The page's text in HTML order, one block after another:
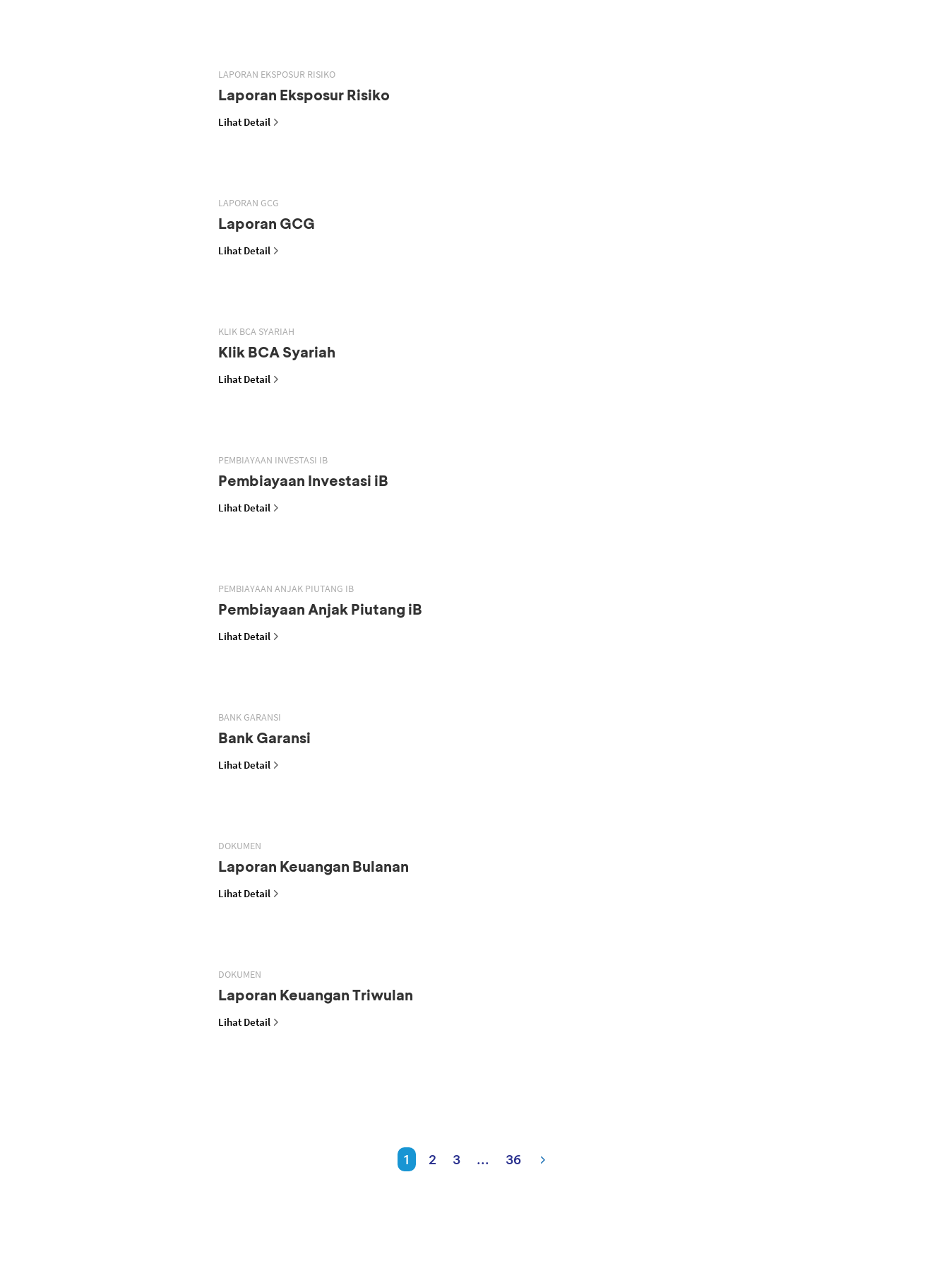
LAPORAN EKSPOSUR RISIKO
Laporan Eksposur Risiko
Lihat Detail
LAPORAN GCG
Laporan GCG
Lihat Detail
KLIK BCA SYARIAH
Klik BCA Syariah
Lihat Detail
PEMBIAYAAN INVESTASI IB
Pembiayaan Investasi iB
Lihat Detail
PEMBIAYAAN ANJAK PIUTANG IB
Pembiayaan Anjak Piutang iB
Lihat Detail
BANK GARANSI
Bank Garansi
Lihat Detail
DOKUMEN
Laporan Keuangan Bulanan
Lihat Detail
DOKUMEN
Laporan Keuangan Triwulan
Lihat Detail
1 2 3 ... 36